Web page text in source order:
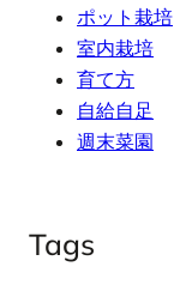
ポット栽培
室内栽培
育て方
自給自足
週末菜園
Tags